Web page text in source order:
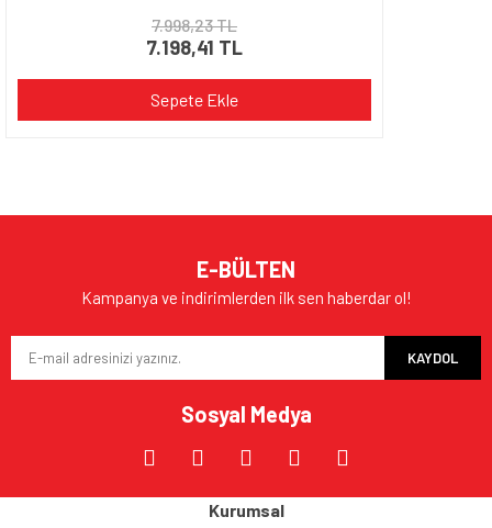
7.998,23 TL
7.198,41 TL
Sepete Ekle
E-BÜLTEN
Kampanya ve indirimlerden ilk sen haberdar ol!
KAYDOL
Sosyal Medya
Kurumsal